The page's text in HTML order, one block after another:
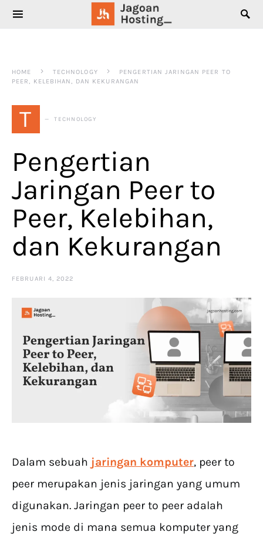
SEARCH FOR:
HOME TECHNOLOGY
PENGERTIAN JARINGAN PEER TO
PEER, KELEBIHAN, DAN KEKURANGAN
T TECHNOLOGY
Pengertian
Jaringan Peer to
Peer, Kelebihan,
dan Kekurangan
FEBRUARI 4, 2022
Dalam sebuah jaringan komputer, peer to
peer merupakan jenis jaringan yang umum
digunakan. Jaringan peer to peer adalah
jenis mode di mana semua komputer yang